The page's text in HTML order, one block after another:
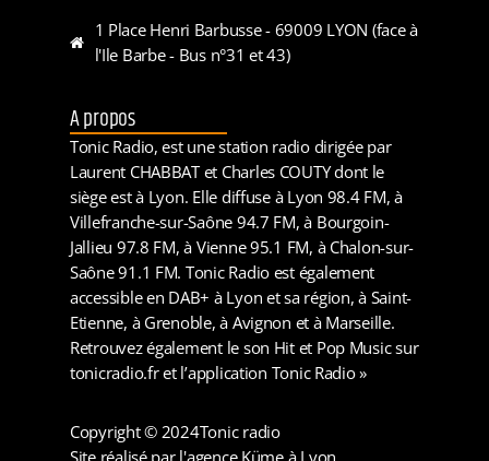
1 Place Henri Barbusse - 69009 LYON (face à
l'Ile Barbe - Bus n°31 et 43)
A propos
Tonic Radio, est une station radio dirigée par
Laurent CHABBAT et Charles COUTY dont le
siège est à Lyon. Elle diffuse à Lyon 98.4 FM, à
Villefranche-sur-Saône 94.7 FM, à Bourgoin-
Jallieu 97.8 FM, à Vienne 95.1 FM, à Chalon-sur-
Saône 91.1 FM. Tonic Radio est également
accessible en DAB+ à Lyon et sa région, à Saint-
Etienne, à Grenoble, à Avignon et à Marseille.
Retrouvez également le son Hit et Pop Music sur
tonicradio.fr et l’application Tonic Radio »
Copyright © 2024Tonic radio
Site réalisé par l'agence Küme à Lyon